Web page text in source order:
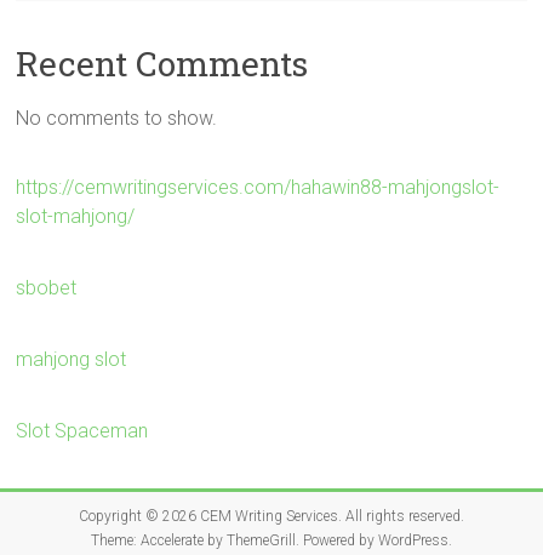
Recent Comments
No comments to show.
https://cemwritingservices.com/hahawin88-mahjongslot-
slot-mahjong/
sbobet
mahjong slot
Slot Spaceman
Copyright © 2026 CEM Writing Services . All rights reserved.
Theme: Accelerateby ThemeGrill. Powered by WordPress